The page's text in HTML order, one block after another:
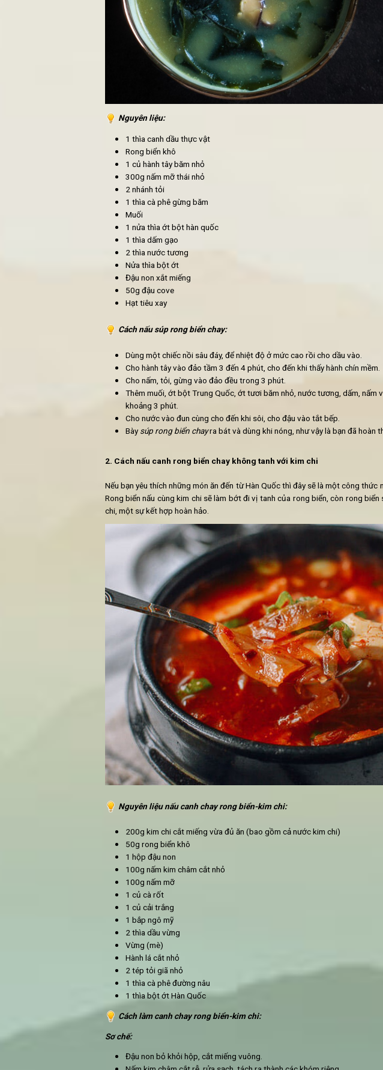
Nguyên liệu:
1 thìa canh dầu thực vật
Rong biển khô
1 củ hành tây băm nhỏ
300g nấm mỡ thái nhỏ
2 nhánh tỏi
1 thìa cà phê gừng băm
1 nửa thìa ớt bột hàn quốc
2 thìa nước tương
Nửa thìa bột ớt
Đậu non xắt miếng
50g đậu cove
Hạt tiêu xay
Cách nấu súp rong biển chay:
Dùng một chiếc nồi sâu đáy, để nhiệt độ ở mức cao rồi
Cho hành tây vào đảo tầm 3 đến 4 phút, cho đến khi
Cho nấm, tỏi, gừng vào đảo đều trong 3 phút.
Thêm muối, ớt bột Trung Quốc, ớt tươi băm nhỏ, nước
khoảng 3 phút.
Cho nước vào đun cùng cho đến khi sôi, cho đậu vào tắt
Bàysúp rong biển chay ra bát và dùng khi nóng, như vậy
2. Cách nấu canh rong biển chay không tanh với kim chi
Nếu bạn yêu thích những món ăn đến từ Hàn Quốc thì đây sẽ
Rong biển nấu cùng kim chi sẽ làm bớt đi vị tanh của rong